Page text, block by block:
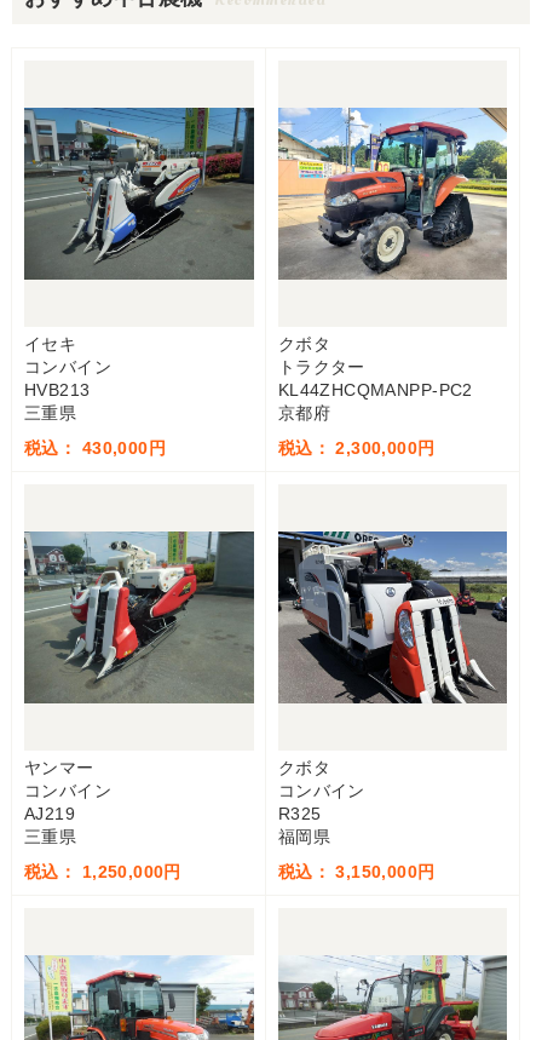
イセキ
コンバイン
HVB213
三重県
税込： 430,000円
クボタ
トラクター
KL44ZHCQMANPP-PC2
京都府
税込： 2,300,000円
ヤンマー
コンバイン
AJ219
三重県
税込： 1,250,000円
クボタ
コンバイン
R325
福岡県
税込： 3,150,000円